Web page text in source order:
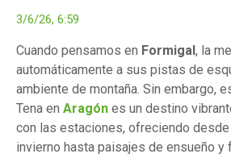
3/6/26, 6:59
Cuando pensamos en Formigal, la
automáticamente a sus pistas de
ambiente de montaña. Sin embargo,
Tena en Aragón es un destino
con las estaciones, ofreciendo desde
invierno hasta paisajes de ensueño